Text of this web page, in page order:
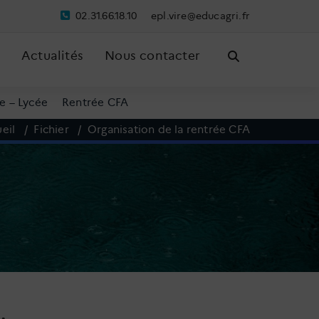
rf.
irgac
ude@e
riv.l
pe
02.31.66.18.10
Actualités Nous contacter
– Lycée Rentrée CFA
/ Fichier/ Organisation de la rentrée CFA